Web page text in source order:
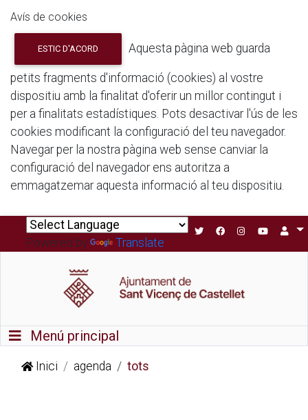
Avís de cookies
ESTIC D'ACORD Aquesta pàgina web guarda
petits fragments d'informació (cookies) al vostre
dispositiu amb la finalitat d'oferir un millor contingut i
per a finalitats estadístiques. Pots desactivar l'ús de les
cookies modificant la configuració del teu navegador.
Navegar per la nostra pàgina web sense canviar la
configuració del navegador ens autoritza a
emmagatzemar aquesta informació al teu dispositiu.
Powered by Translate
Commutador de navegació
Menú principal
Inici agenda tots